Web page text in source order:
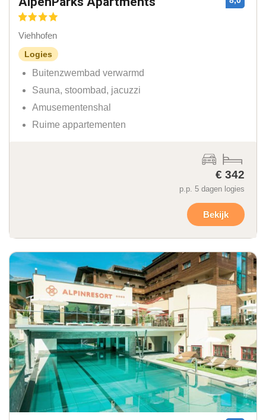
Viehhofen
Logies
Buitenzwembad verwarmd
Sauna, stoombad, jacuzzi
Amusementenshal
Ruime appartementen
€ 342
p.p. 5 dagen logies
Bekijk